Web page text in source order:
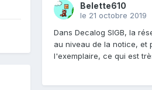
Belette610
le 21 octobre 2019
Dans Decalog SIGB, la
au niveau de la notice, et
l'exemplaire, ce qui est